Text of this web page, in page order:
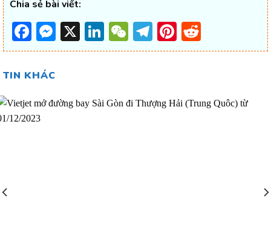
Chia sẻ bài viết:
Facebook
Messenger
X LinkedIn
WeChat
Telegram
Pinterest
TIN KHÁC